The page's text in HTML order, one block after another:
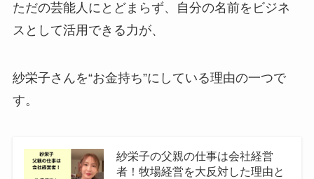
ただの芸能人にとどまらず、自分の名前をビジネ
スとして活用できる力が、
紗栄子さんを“お金持ち”にしている理由の一つで
す。
紗栄子の父親の仕事は会社経営
者！牧場経営を大反対した理由と